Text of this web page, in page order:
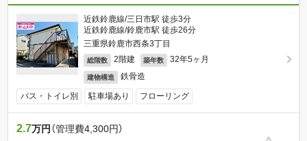
近鉄鈴鹿線/三日市駅 徒歩3分
近鉄鈴鹿線/鈴鹿市駅 徒歩26分
三重県鈴鹿市西条3丁目
総階数 2階建 築年数 32年5ヶ月
建物構造 鉄骨造
バス・トイレ別 駐車場あり フローリング
2.7万円 （管理費4,300円）